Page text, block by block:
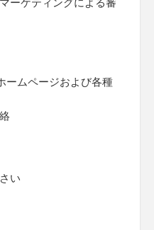
ーケティングによる審
ームページおよび各種
い